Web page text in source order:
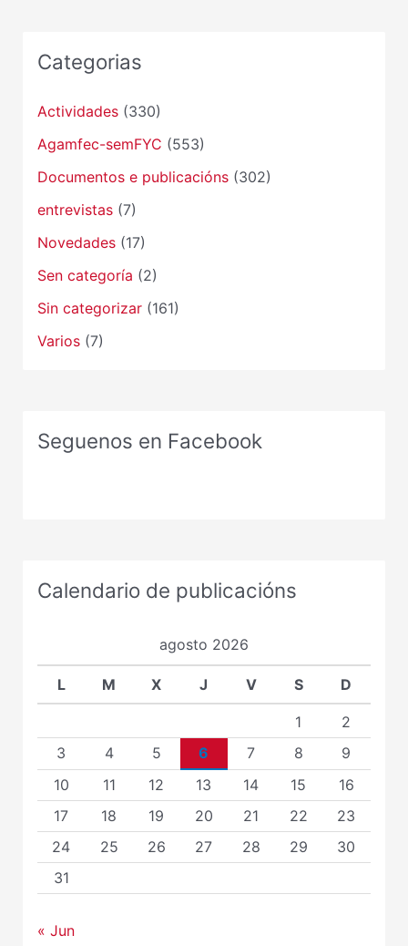
Categorias
Actividades(330)
Agamfec-semFYC (553)
Documentos e publicacións(302)
entrevistas(7)
Novedades(17)
Sen categoría (2)
Sin categorizar(161)
Varios(7)
Seguenos en Facebook
Calendario de publicacións
agosto 2026
L M X J V S D
1
2
3
4 5 6 7 8
9
10
11 12 13 14 15
16
17
18 19 20 21 22
23
24
25 26 27 28 29
30
31
« Jun